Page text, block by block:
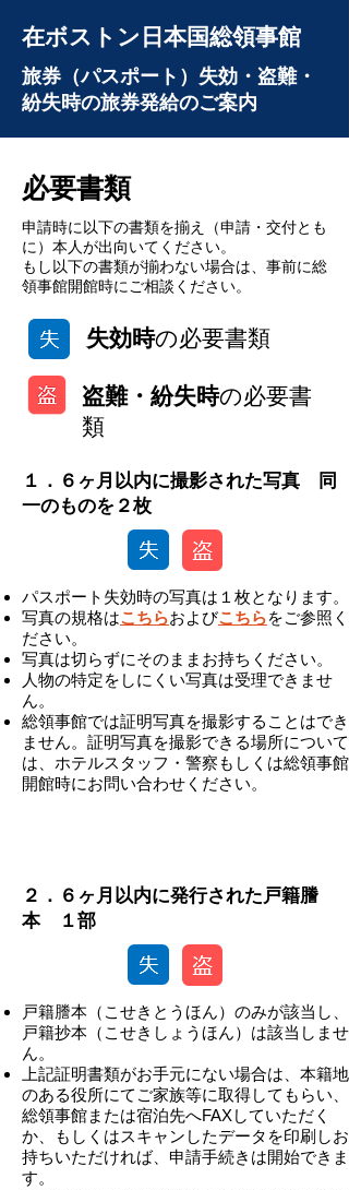
在ボストン日本国総領事館
旅券（パスポート）失効・盗難・
紛失時の旅券発給のご案内
必要書類
申請時に以下の書類を揃え（申請・交付とも
に）本人が出向いてください。
もし以下の書類が揃わない場合は、事前に総
領事館開館時にご相談ください。
失効時の必要書類
盗難・紛失時の必要書
類
１．６ヶ月以内に撮影された写真 同
一のものを２枚
パスポート失効時の写真は１枚となります。
写真の規格はこちらおよびこちらをご参照く
ださい。
写真は切らずにそのままお持ちください。
人物の特定をしにくい写真は受理できませ
ん。
総領事館では証明写真を撮影することはでき
ません。証明写真を撮影できる場所について
は、ホテルスタッフ・警察もしくは総領事館
開館時にお問い合わせください。
２．６ヶ月以内に発行された戸籍謄
本 １部
戸籍謄本（こせきとうほん）のみが該当し、
戸籍抄本（こせきしょうほん）は該当しませ
ん。
上記証明書類がお手元にない場合は、本籍地
のある役所にてご家族等に取得してもらい、
総領事館または宿泊先へFAXしていただく
か、もしくはスキャンしたデータを印刷しお
持ちいただければ、申請手続きは開始できま
す。